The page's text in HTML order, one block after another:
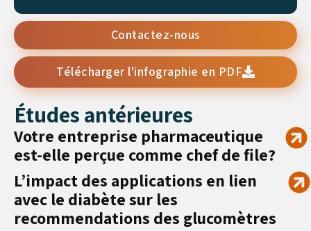
Contactez-nous
Télécharger l'infographie en PDF
Études antérieures
Votre entreprise pharmaceutique
est-elle perçue comme chef de file?
L’impact des applications en lien
avec le diabète sur les
recommendations des glucomètres